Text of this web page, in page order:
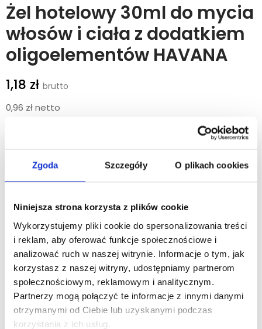
Zgoda Szczegóły O plikach cookies
Niniejsza strona korzysta z plików cookie
Wykorzystujemy pliki cookie do spersonalizowania treści
i reklam, aby oferować funkcje społecznościowe i
analizować ruch w naszej witrynie. Informacje o tym, jak
korzystasz z naszej witryny, udostępniamy partnerom
społecznościowym, reklamowym i analitycznym.
Partnerzy mogą połączyć te informacje z innymi danymi
otrzymanymi od Ciebie lub uzyskanymi podczas
korzystania z ich usług.
Żel hotelowy 30ml do mycia
włosów i ciała z dodatkiem
oligoelementów HAVANA
1,18 zł
0,96 zł netto
HAVANA żel hotelowy do mycia włosów i ciała30ml.
Odświeżający i esencjonalny kosmetyk z dodatkiem
Nietestowany na zwierzętach. Opakowanie nadaje się w 100%
do recyklingu. Kosmetyk hotelowy produkcji włoskiej.
Pakowanie - 450szt./kart.
HAVANA jest inspirowana thalassoterapią - kuracją
sięgającą starożytność, opartą na wykorzystywaniu dóbr
morskich. Unikalna formuła bazująca na oligoelementach
pozostawia skórę silnie nawilżoną oraz umożliwia jej
regenerację. Wzmacnia oraz odżywia każdy rodzaj włosów.
Dzięki swoim orzeźwiającym aromatom,
produktyHAVANAzapewniają relaks hotelowym gościom,